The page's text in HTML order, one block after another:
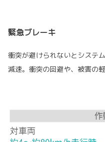
緊急ブレーキ
衝突が避けられないとシステ
減速。衝突の回避や、被害の